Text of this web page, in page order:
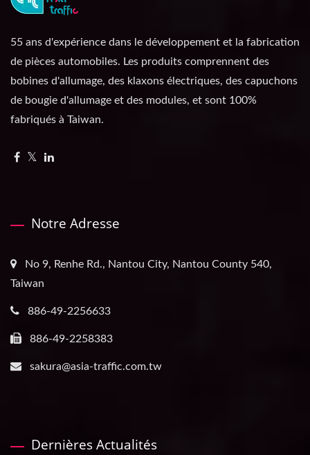
55 ans d'expérience dans le développement et la fabrication
de pièces automobiles. Les produits comprennent des
bobines d'allumage, des klaxons électriques, des capuchons
de bougie d'allumage et des modules, et sont 100%
fabriqués à Taiwan.
Notre Adresse
No 9, Renhe Rd., Nantou City, Nantou County 540,
Taiwan
886-49-2256633
886-49-2258383
sakura@asia-traffic.com.tw
Dernières Actualités